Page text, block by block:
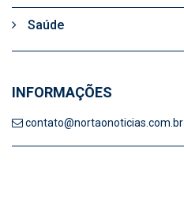
Saúde
INFORMAÇÕES
contato@nortaonoticias.com.br